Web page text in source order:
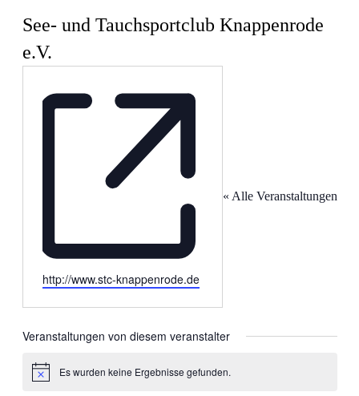
See- und Tauchsportclub Knappenrode
e.V.
« Alle Veranstaltungen
Webseite
http://www.stc-knappenrode.de
Veranstaltungen von diesem veranstalter
HinweisEs wurden keine Ergebnisse gefunden.